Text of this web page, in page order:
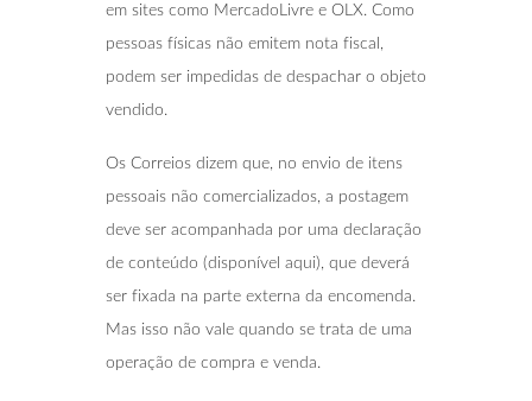
em sites como MercadoLivre e OLX. Como
pessoas físicas não emitem nota fiscal,
podem ser impedidas de despachar o objeto
vendido.
Os Correios dizem que, no envio de itens
pessoais não comercializados, a postagem
deve ser acompanhada por uma declaração
de conteúdo (disponível aqui), que deverá
ser fixada na parte externa da encomenda.
Mas isso não vale quando se trata de uma
operação de compra e venda.